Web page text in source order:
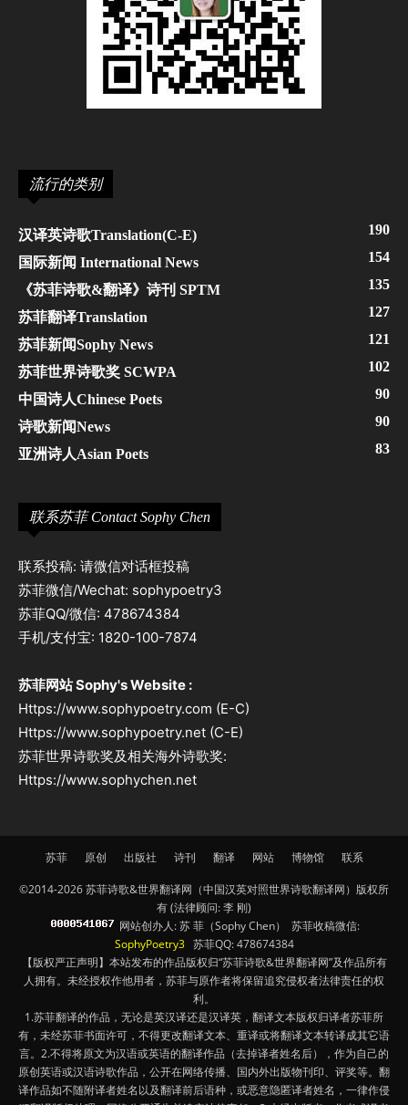
流行的类别
汉译英诗歌Translation(C-E) 190
国际新闻 International News 154
《苏菲诗歌&翻译》诗刊 SPTM 135
苏菲翻译Translation 127
苏菲新闻Sophy News 121
苏菲世界诗歌奖 SCWPA 102
中国诗人Chinese Poets 90
诗歌新闻News 90
亚洲诗人Asian Poets 83
联系苏菲 Contact Sophy Chen
联系投稿: 请微信对话框投稿
苏菲微信/Wechat: sophypoetry3
苏菲QQ/微信: 478674384
手机/支付宝: 1820-100-7874
苏菲网站 Sophy's Website :
Https://www.sophypoetry.com (E-C)
Https://www.sophypoetry.net (C-E)
苏菲世界诗歌奖及相关海外诗歌奖:
Https://www.sophychen.net
苏菲 原创 出版社 诗刊 翻译 网站 博物馆 联系
©2014-2026 苏菲诗歌&世界翻译网（中国汉英对照世界诗歌翻译网）版权所
有 (法律顾问: 李 刚)
网站创办人: 苏 菲（Sophy Chen） 苏菲收稿微信:
SophyPoetry3苏菲QQ: 478674384
【版权严正声明】本站发布的作品版权归“苏菲诗歌&世界翻译网”及作品所有
人拥有。未经授权作他用者，苏菲与原作者将保留追究侵权者法律责任的权
利。
1.苏菲翻译的作品，无论是英汉译还是汉译英，翻译文本版权归译者苏菲所
有，未经苏菲书面许可，不得更改翻译文本、重译或将翻译文本转译成其它语
言。2.不得将原文为汉语或英语的翻译作品（去掉译者姓名后），作为自己的
原创英语或汉语诗歌作品，公开在网络传播、国内外出版物刊印、评奖等。翻
译作品如不随附译者姓名以及翻译前后语种，或恶意隐匿译者姓名，一律作侵